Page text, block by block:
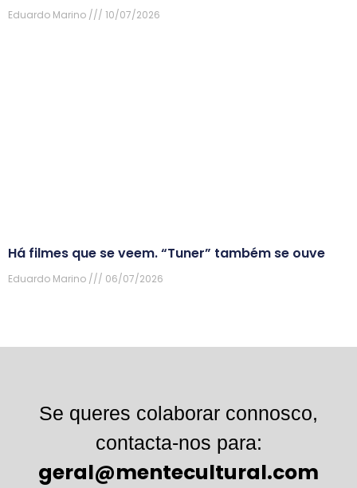
Eduardo Marino 10/07/2026
Há filmes que se veem. “Tuner” também se ouve
Eduardo Marino 06/07/2026
Se queres colaborar connosco,
contacta-nos para:
geral@mentecultural.com